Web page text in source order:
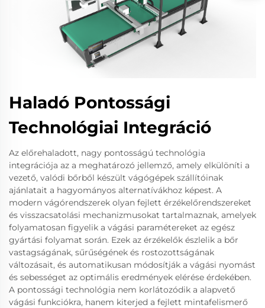
Haladó Pontossági
Technológiai Integráció
Az előrehaladott, nagy pontosságú technológia
integrációja az a meghatározó jellemző, amely elkülöníti a
vezető, valódi bőrből készült vágógépek szállítóinak
ajánlatait a hagyományos alternatívákhoz képest. A
modern vágórendszerek olyan fejlett érzékelőrendszereket
és visszacsatolási mechanizmusokat tartalmaznak, amelyek
folyamatosan figyelik a vágási paramétereket az egész
gyártási folyamat során. Ezek az érzékelők észlelik a bőr
vastagságának, sűrűségének és rostozottságának
változásait, és automatikusan módosítják a vágási nyomást
és sebességet az optimális eredmények elérése érdekében.
A pontossági technológia nem korlátozódik a alapvető
vágási funkciókra, hanem kiterjed a fejlett mintafelismerő